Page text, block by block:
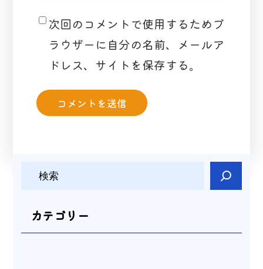
次回のコメントで使用するためブ
ラウザーに自分の名前、メールア
ドレス、サイトを保存する。
カテゴリー